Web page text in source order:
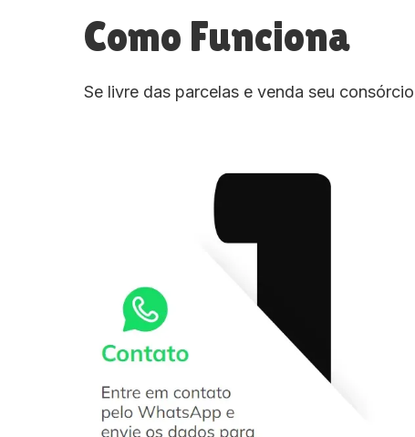
Como Funciona
Se livre das parcelas e venda seu